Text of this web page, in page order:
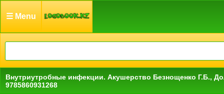
☰ Menu
Внутриутробные инфекции. Акушерство Безнощенко Г.Б.,
9785860931268